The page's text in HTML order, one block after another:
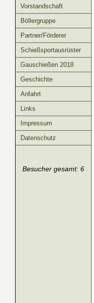
Vorstandschaft
Böllergruppe
Partner/Förderer
Schießsportausrüster
Gauschießen 2018
Geschichte
Anfahrt
Links
Impressum
Datenschutz
Besucher gesamt: 6